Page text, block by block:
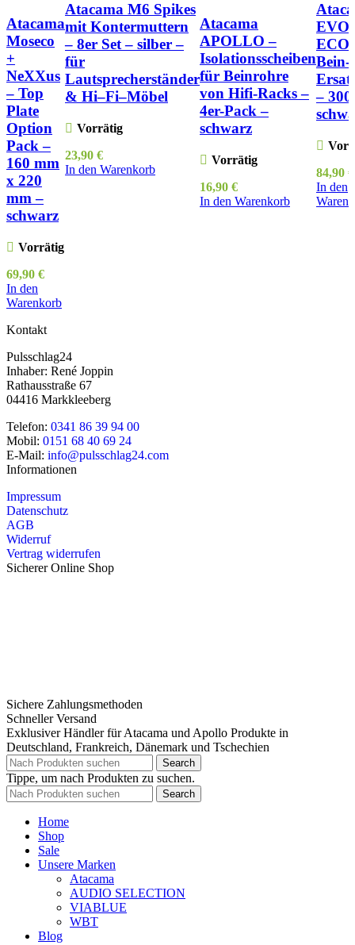
Atacama
Moseco
+
NeXXus
– Top
Plate
Option
Pack –
160 mm
x 220
mm –
schwarz
Vorrätig
69,90 €
In den
Warenkorb
Atacama M6 Spikes
mit Kontermuttern
– 8er Set – silber –
für
Lautsprecherständer
& Hi–Fi–Möbel
Vorrätig
23,90 €
In den Warenkorb
Atacama
APOLLO –
Isolationsscheiben
für Beinrohre
von Hifi-Racks –
4er-Pack –
schwarz
Vorrätig
16,90 €
In den Warenkorb
ECO
Bein-
–
84,90 €
In den
Kontakt
Pulsschlag24
Inhaber: René Joppin
Rathausstraße 67
04416 Markkleeberg
Telefon: 0341 86 39 94 00
Mobil: 0151 68 40 69 24
E-Mail: info@pulsschlag24.com
Informationen
Impressum
Datenschutz
AGB
Widerruf
Vertrag widerrufen
Sicherer Online Shop
Sichere Zahlungsmethoden
Schneller Versand
Exklusiver Händler für Atacama und Apollo Produkte in
Deutschland, Frankreich, Dänemark und Tschechien
Search
Tippe, um nach Produkten zu suchen.
Search
Home
Shop
Sale
Unsere Marken
Atacama
AUDIO SELECTION
VIABLUE
WBT
Blog